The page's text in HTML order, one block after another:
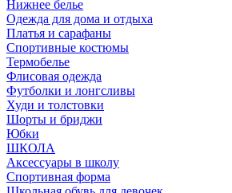
Нижнее белье
Одежда для дома и отдыха
Платья и сарафаны
Спортивные костюмы
Термобелье
Флисовая одежда
Футболки и лонгсливы
Худи и толстовки
Шорты и бриджи
Юбки
ШКОЛА
Аксессуары в школу
Спортивная форма